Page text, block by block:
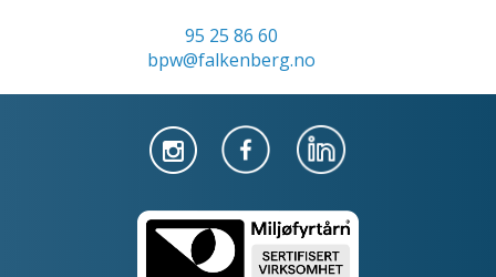
95 25 86 60
bpw@falkenberg.no